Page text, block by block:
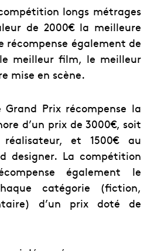
longs métrages
de 2000€ la meilleure
récompense également de
meilleur film, le meilleur
mise en scène.
Prix récompense la
d’un prix de 3000€, soit
et 1500€ au
designer. La compétition
également le
catégorie (fiction,
d’un prix doté de